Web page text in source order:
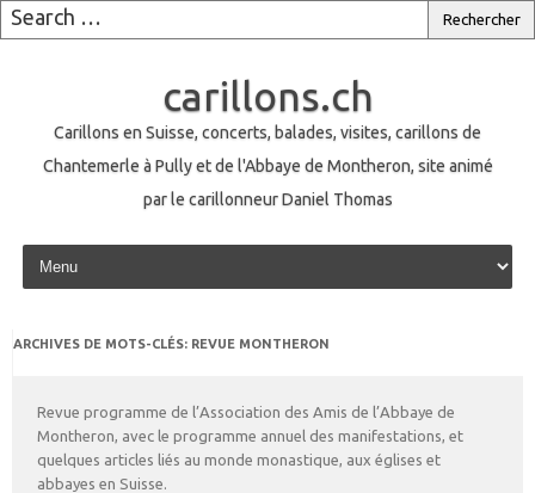
carillons.ch
Carillons en Suisse, concerts, balades, visites, carillons de
Chantemerle à Pully et de l'Abbaye de Montheron, site animé
par le carillonneur Daniel Thomas
Skip to content
ARCHIVES DE MOTS-CLÉS: REVUE MONTHERON
Revue programme de l’Association des Amis de l’Abbaye de
Montheron, avec le programme annuel des manifestations, et
quelques articles liés au monde monastique, aux églises et
abbayes en Suisse.